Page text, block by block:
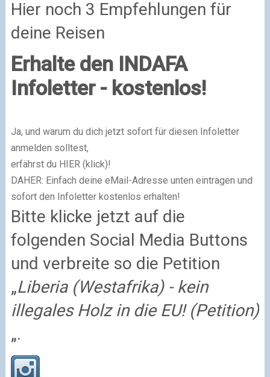
Hier noch 3 Empfehlungen für
deine Reisen
Erhalte den INDAFA
Infoletter - kostenlos!
Ja, und warum du dich jetzt sofort für diesen Infoletter
anmelden solltest,
erfährst du HIER (klick)!
DAHER: Einfach deine eMail-Adresse unten eintragen und
sofort den Infoletter kostenlos erhalten!
Bitte klicke jetzt auf die
folgenden Social Media Buttons
und verbreite so die Petition
„Liberia (Westafrika) - kein
illegales Holz in die EU! (Petition)
„.